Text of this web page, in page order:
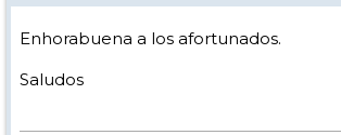
Enhorabuena a los afortunados.
Saludos